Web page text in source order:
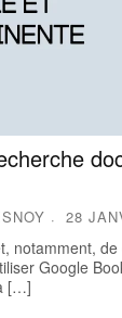
28
notamment,
Google
[…]